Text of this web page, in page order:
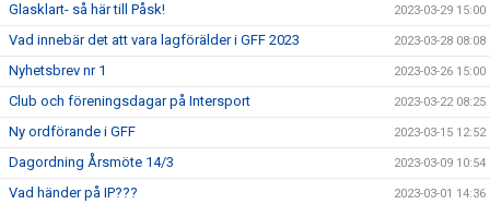
Glasklart- så här till Påsk! 2023-03-29 15:00
Vad innebär det att vara lagförälder i GFF 2023 2023-03-28 08:08
Nyhetsbrev nr 1 2023-03-26 15:00
Club och föreningsdagar på Intersport 2023-03-22 08:25
Ny ordförande i GFF 2023-03-15 12:52
Dagordning Årsmöte 14/3 2023-03-09 10:54
Vad händer på IP??? 2023-03-01 14:36